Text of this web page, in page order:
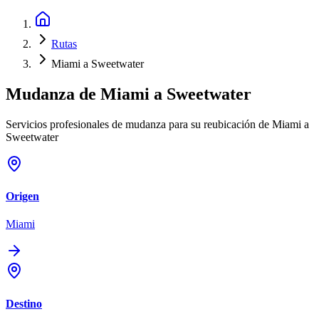
Rutas
Miami a Sweetwater
Mudanza de Miami a Sweetwater
Servicios profesionales de mudanza para su reubicación de Miami a
Sweetwater
Origen
Miami
Destino